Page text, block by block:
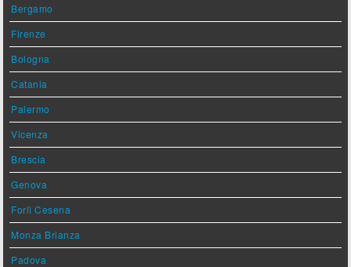
Bergamo
Firenze
Bologna
Catania
Palermo
Vicenza
Brescia
Genova
Forlì Cesena
Monza Brianza
Padova